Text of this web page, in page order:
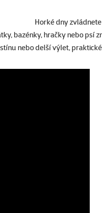
Horké dny
bazénky, hračky nebo psí
nebo delší výlet,